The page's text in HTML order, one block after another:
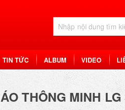
TIN TỨC ALBUM VIDEO
THÔNG MINH